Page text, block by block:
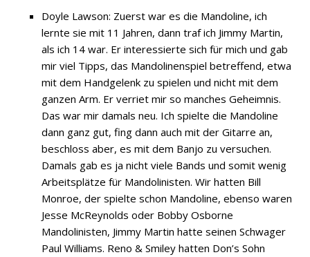
Doyle Lawson: Zuerst war es die Mandoline, ich
lernte sie mit 11 Jahren, dann traf ich Jimmy Martin,
als ich 14 war. Er interessierte sich für mich und gab
mir viel Tipps, das Mandolinenspiel betreffend, etwa
mit dem Handgelenk zu spielen und nicht mit dem
ganzen Arm. Er verriet mir so manches Geheimnis.
Das war mir damals neu. Ich spielte die Mandoline
dann ganz gut, fing dann auch mit der Gitarre an,
beschloss aber, es mit dem Banjo zu versuchen.
Damals gab es ja nicht viele Bands und somit wenig
Arbeitsplätze für Mandolinisten. Wir hatten Bill
Monroe, der spielte schon Mandoline, ebenso waren
Jesse McReynolds oder Bobby Osborne
Mandolinisten, Jimmy Martin hatte seinen Schwager
Paul Williams. Reno & Smiley hatten Don’s Sohn